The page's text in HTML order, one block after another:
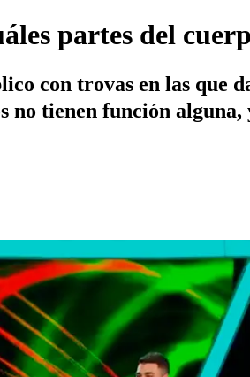
partes del
con trovas en las que
no tienen función